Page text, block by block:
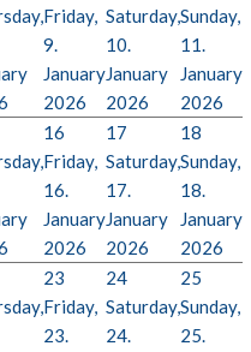
Friday,
9.
January
2026
Saturday,
10.
January
2026
Sunday,
11.
January
2026
16
Friday,
16.
January
2026
17
Saturday,
17.
January
2026
18
Sunday,
18.
January
2026
23
Friday,
23.
24
Saturday,
24.
25
Sunday,
25.